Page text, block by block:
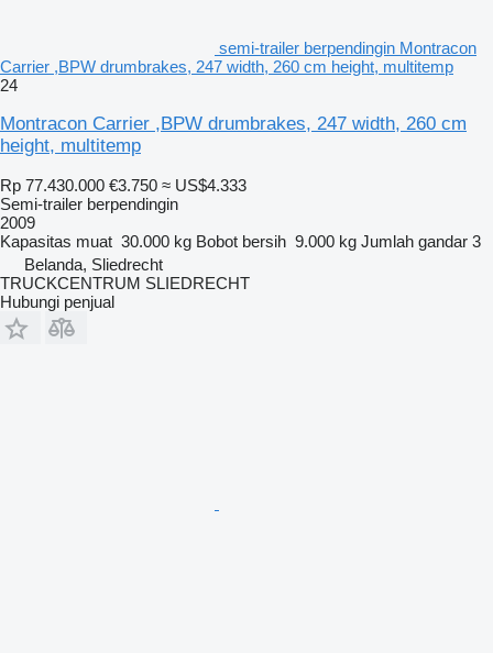
semi-trailer berpendingin Montracon
Carrier ,BPW drumbrakes, 247 width, 260 cm height, multitemp
24
Montracon Carrier ,BPW drumbrakes, 247 width, 260 cm
height, multitemp
Rp 77.430.000 €3.750 ≈ US$4.333
Semi-trailer berpendingin
2009
Kapasitas muat 30.000 kg Bobot bersih 9.000 kg Jumlah gandar 3
Belanda, Sliedrecht
TRUCKCENTRUM SLIEDRECHT
Hubungi penjual